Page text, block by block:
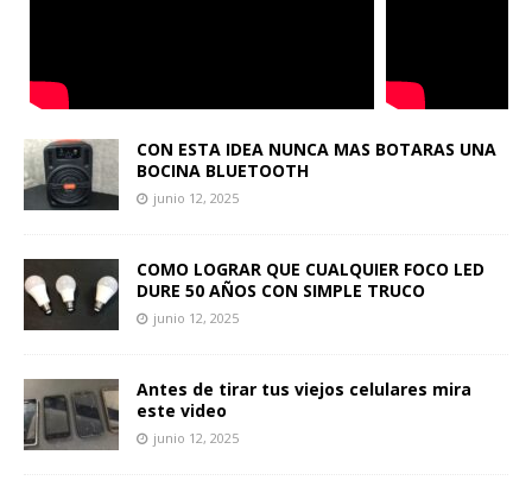
CON ESTA IDEA NUNCA MAS BOTARAS UNA
BOCINA BLUETOOTH
junio 12, 2025
COMO LOGRAR QUE CUALQUIER FOCO LED
DURE 50 AÑOS CON SIMPLE TRUCO
junio 12, 2025
Antes de tirar tus viejos celulares mira
este video
junio 12, 2025